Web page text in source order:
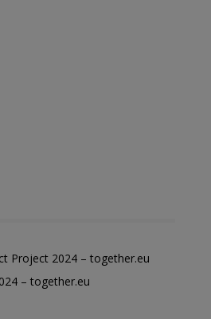
Project 2024 – together.eu
– together.eu